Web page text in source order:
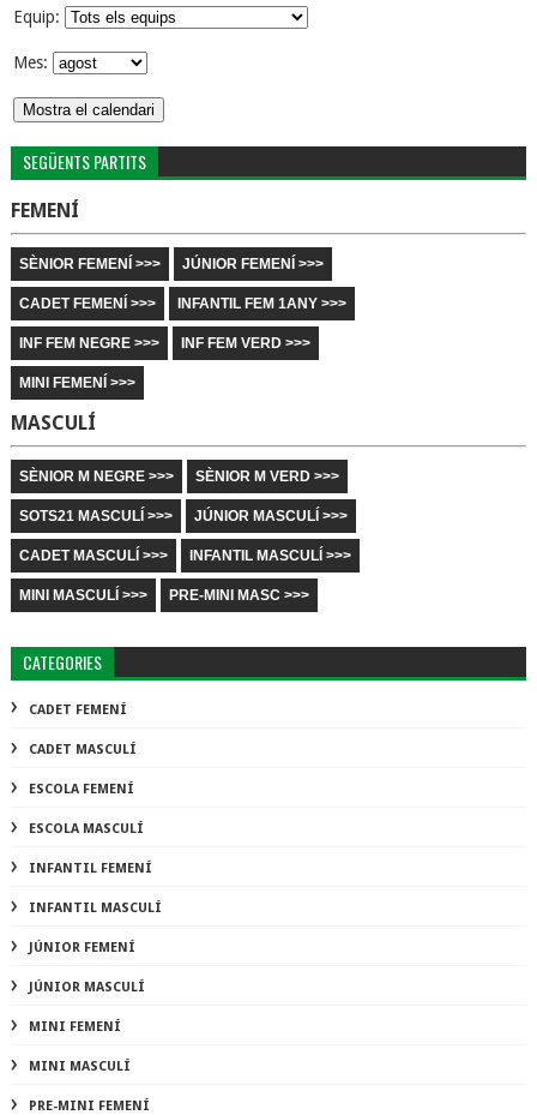
Equip:
Mes:
SEGÜENTS PARTITS
FEMENÍ
SÈNIOR FEMENÍ >>> JÚNIOR FEMENÍ >>>
CADET FEMENÍ >>> INFANTIL FEM 1ANY >>>
INF FEM NEGRE >>> INF FEM VERD >>>
MINI FEMENÍ >>>
MASCULÍ
SÈNIOR M NEGRE >>> SÈNIOR M VERD >>>
SOTS21 MASCULÍ >>> JÚNIOR MASCULÍ >>>
CADET MASCULÍ >>> INFANTIL MASCULÍ >>>
MINI MASCULÍ >>> PRE-MINI MASC >>>
CATEGORIES
CADET FEMENÍ
CADET MASCULÍ
ESCOLA FEMENÍ
ESCOLA MASCULÍ
INFANTIL FEMENÍ
INFANTIL MASCULÍ
JÚNIOR FEMENÍ
JÚNIOR MASCULÍ
MINI FEMENÍ
MINI MASCULÍ
PRE-MINI FEMENÍ